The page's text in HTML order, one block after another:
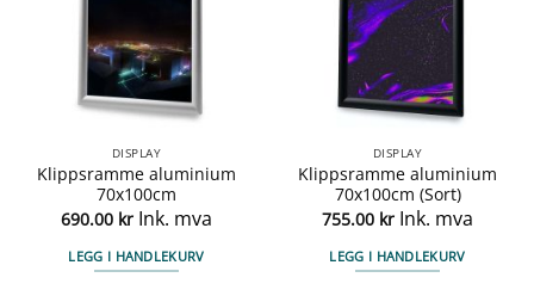
DISPLAY
Klippsramme aluminium
70x100cm
690.00 kr Ink. mva
LEGG I HANDLEKURV
DISPLAY
Klippsramme aluminium
70x100cm (Sort)
755.00 kr Ink. mva
LEGG I HANDLEKURV